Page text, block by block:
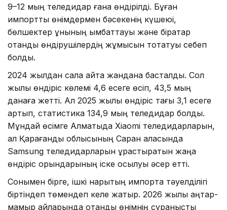
9–12 мың теледидар ғана өндірілді. Бұған
импорттық өнімдермен бәсекенің күшеюі,
бөлшектер құнының қымбаттауы және бірқатар
отандық өндірушілердің жұмысын тоқтатуы себеп
болды.
2024 жылдан сала қайта жандана басталды. Сол
жылы өндіріс көлемі 4,6 есеге өсіп, 43,5 мың
данаға жетті. Ал 2025 жылы өндіріс тағы 3,1 есеге
артып, статистика 134,9 мың теледидар болды.
Мұндай өсімге Алматыда Xiaomi теледидарларын,
ал Қарағанды облысының Саран қаласында
Samsung теледидарларын құрастыратын жаңа
өндіріс орындарының іске қосылуы әсер етті.
Сонымен бірге, ішкі нарықтың импортқа тәуелділігі
біртіндеп төмендеп келе жатыр. 2026 жылы қаңтар-
мамыр айларында отандық өнімнің сұранысты